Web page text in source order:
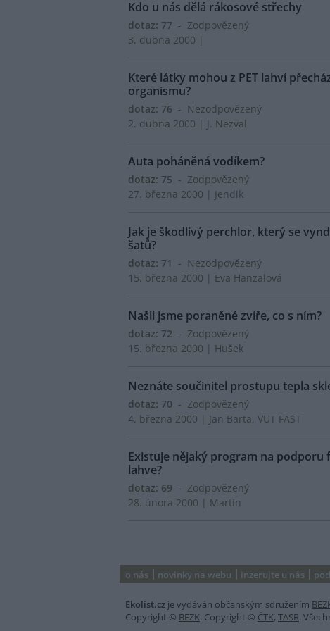
Kdo u nás dělá rákosové střechy
dotaz: 77 - Zodpovězený
3. dubna 2000 |
Které látky mohou z PET lahví
organismu?
dotaz: 76 - Nezodpovězený
2. dubna 2000 | J. Nezval
Auta poháněná vodíkem?
dotaz: 75 - Zodpovězený
27. března 2000 | Jendik
Jak je škodlivý perchlor, který se
šatů?
dotaz: 71
- Nezodpovězený
15. března 2000 | Eva Hanzalová
Našli jsme poraněné zvíře, co s ním?
dotaz: 72 - Zodpovězený
15. března 2000 | Hušek
Neznáte součinitel prostupu tepla
dotaz: 70 - Zodpovězený
4. března 2000 | Jan Barta, VUT FAST
Existuje nějaký program na podporu
lahve?
dotaz: 69 - Zodpovězený
28. února 2000 | Martin
o nás novinky na webu inzerujte u nás
Ekolist.cz je vydáván občanským sdružením
Copyright © BEZK. Copyright © ČTK, TASR.